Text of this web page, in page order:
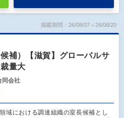
掲載期間：26/08/07～26/08/20
補）【滋賀】グローバルサ
量大
会社
域における調達組織の室長候補とし